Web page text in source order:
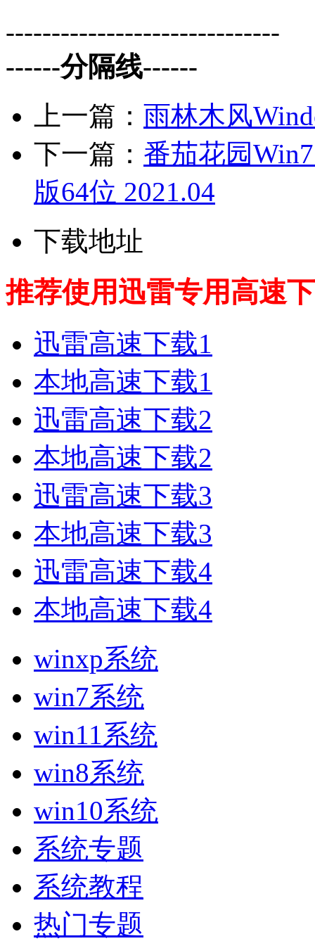
------------------------------
------分隔线------
上一篇： 雨林木风
下一篇： 番茄花园
版64位 2021.04
下载地址
推荐使用迅雷专用高速
迅雷高速下载1
本地高速下载1
迅雷高速下载2
本地高速下载2
迅雷高速下载3
本地高速下载3
迅雷高速下载4
本地高速下载4
winxp系统
win7系统
win11系统
win8系统
win10系统
系统专题
系统教程
热门专题